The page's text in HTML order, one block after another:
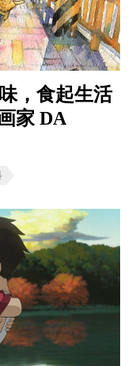
，食起生活
家 DA